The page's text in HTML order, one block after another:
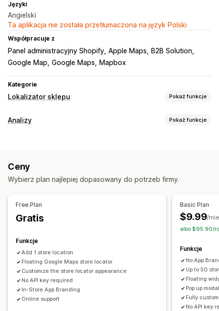
Języki
Angielski
Ta aplikacja nie została przetłumaczona na język Polski
Współpracuje z
Panel administracyjny Shopify Apple Maps
B2B Solution
Google Map Google Maps Mapbox
Kategorie
Lokalizator sklepu Pokaż funkcje
Opcje wyświetlania
Wyszukiwanie i filtry
Geolokalizacja
Analizy Pokaż funkcje
Marketing i sprzedaż
Materiały wizualne i raporty
Analizy pulpitu
Ceny
Wybierz plan najlepiej dopasowany do potrzeb firmy.
Free Plan
Gratis
Funkcje
Add 1 store location
Floating Google Maps store locator
Customize the store locator appearance
No API key required
In-Store App Branding
Online support
Basic Plan
$9.99/
albo $95.90/
Funkcje
No App
Up to 50
Floating
Pop up
Fully
No API key